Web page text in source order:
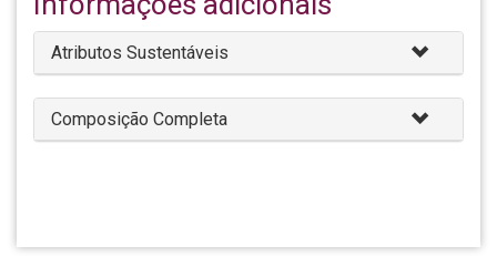
Atributos Sustentáveis
Composição Completa